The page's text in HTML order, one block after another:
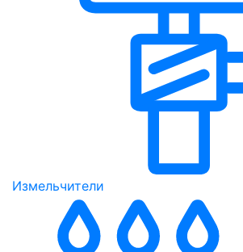
Измельчители